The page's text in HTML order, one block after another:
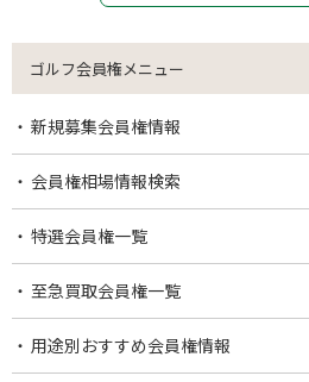
ゴルフ会員権メニュー
新規募集会員権情報
会員権相場情報検索
特選会員権一覧
至急買取会員権一覧
用途別おすすめ会員権情報